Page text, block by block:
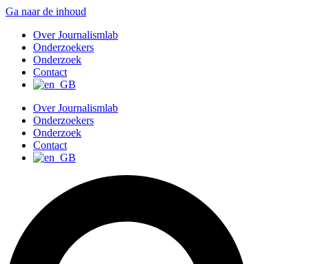
Ga naar de inhoud
Over Journalismlab
Onderzoekers
Onderzoek
Contact
Over Journalismlab
Onderzoekers
Onderzoek
Contact